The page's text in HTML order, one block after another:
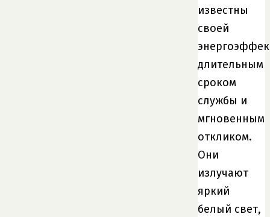
известны
своей
длительным
сроком
службы и
мгновенным
откликом.
Они
излучают
яркий
белый свет,